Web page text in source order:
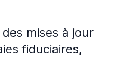
mises à jour
fiduciaires,